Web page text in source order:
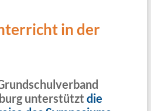
in der
unterstützt die